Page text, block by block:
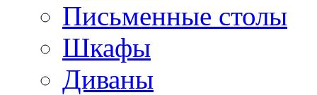
Письменные столы
Шкафы
Диваны